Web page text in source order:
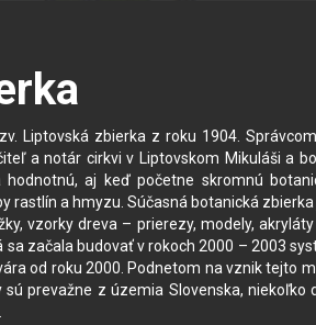
Liptovská zbierka z roku 1904.
a notár cirkvi v Liptovskom Mikuláši a
aj keď početne skromnú
rastlín a hmyzu. Súčasná botanická
vzorky dreva – prierezy, modely,
začala budovať v rokoch 2000 – 2003
od roku 2000. Podnetom na vznik tejto
prevažne z územia Slovenska,